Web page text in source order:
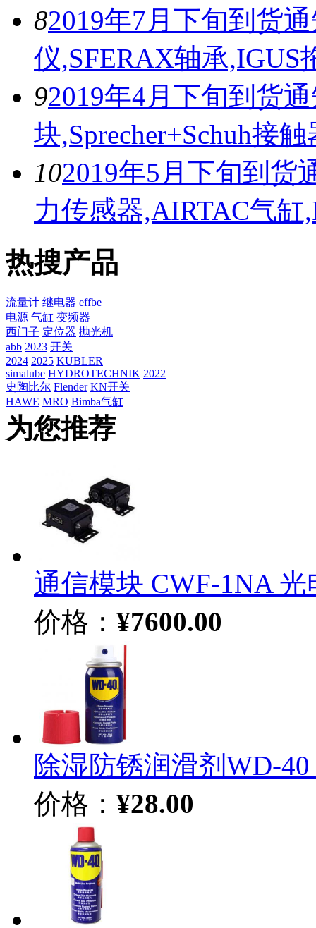
82019年7月下旬到货
仪,SFERAX轴承,IGUS
92019年4月下旬到货
块,Sprecher+Schuh接
102019年5月下旬到货
力传感器,AIRTAC气缸
热搜产品
流量计 继电器 effbe
电源 气缸 变频器
西门子 定位器 抛光机
abb 2023 开关
2024 2025 KUBLER
simalube HYDROTECHNIK 2022
史陶比尔 Flender KN开关
HAWE MRO Bimba气缸
为您推荐
通信模块 CWF-1NA
价格： ¥7600.00
除湿防锈润滑剂WD-40
价格： ¥28.00